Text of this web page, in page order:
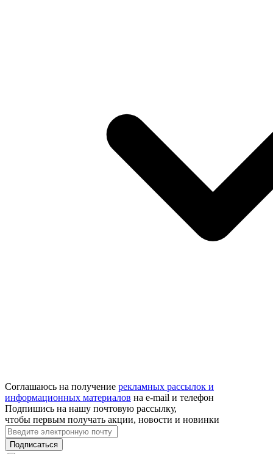
Соглашаюсь на получение рекламных рассылок и
информационных материалов на e‑mail и телефон
Подпишись на нашу почтовую рассылку,
чтобы первым получать акции, новости и новинки
Подписаться